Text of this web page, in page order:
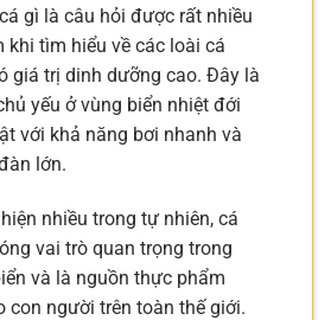
gì là câu hỏi được rất nhiều
khi tìm hiểu về các loài cá
giá trị dinh dưỡng cao. Đây là
yếu ở vùng biển nhiệt đới
với khả năng bơi nhanh và
lớn.
nhiều trong tự nhiên, cá
vai trò quan trọng trong
và là nguồn thực phẩm
con người trên toàn thế giới.